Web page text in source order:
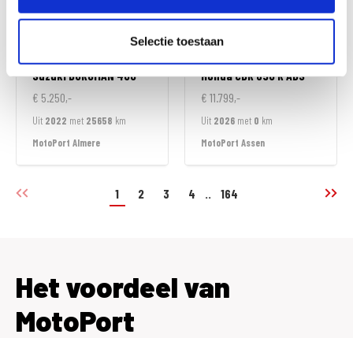
Selectie toestaan
SuzukiBURGMAN 400
€ 5.250,-
Uit 2022 met 25658 km
MotoPort Almere
HondaCBR 650 R ABS
€ 11.799,-
Uit 2026 met 0 km
MotoPort Assen
1 2 3 4 .. 164
Het voordeel van
MotoPort